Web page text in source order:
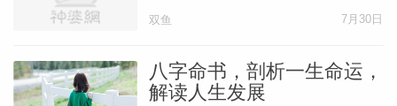
双鱼 7月30日
八字命书，剖析一生命运，
解读人生发展